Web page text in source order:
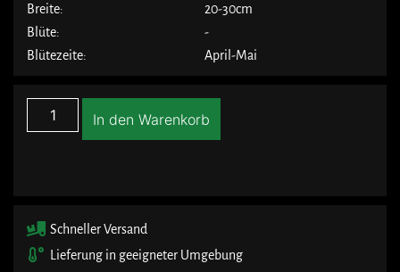
Breite:
20-30cm
Blüte:
-
Blütezeite:
April-Mai
In den Warenkorb
Schneller Versand
Lieferung in geeigneter Umgebung